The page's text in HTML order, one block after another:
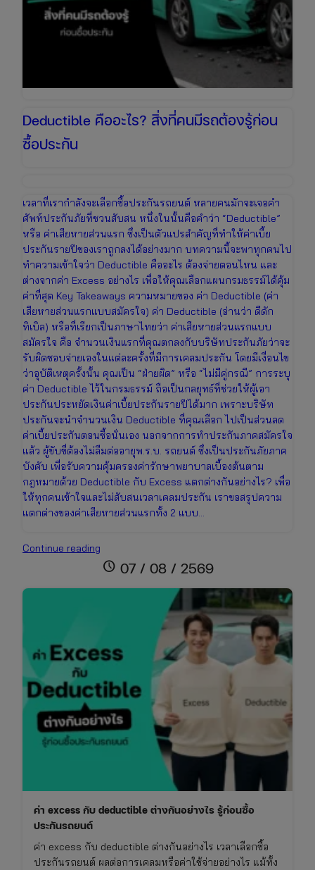
Deductible คืออะไร? สิ่งที่คนมีรถต้องรู้ก่อน
ซื้อประกัน
เวลาที่เรากำลังจะเลือกซื้อประกันรถยนต์ หลายคนมักจะเจอคำ
ศัพท์ประกันภัยที่ชวนสับสน หนึ่งในนั้นคือคำว่า “Deductible”
หรือ ค่าเสียหายส่วนแรก ซึ่งเป็นตัวแปรสำคัญที่ทำให้ค่าเบี้ย
ประกันรายปีของเราถูกลงได้อย่างมาก บทความนี้จะพาทุกคนไป
ทำความเข้าใจว่า Deductible คืออะไร ต้องจ่ายตอนไหน และ
ต่างจากค่า Excess อย่างไร เพื่อให้คุณเลือกแผนกรมธรรม์ได้คุ้ม
ค่าที่สุด Key Takeaways ความหมายของ ค่า Deductible (ค่า
เสียหายส่วนแรกแบบสมัครใจ) ค่า Deductible (อ่านว่า ดีดัก
ทิเบิล) หรือที่เรียกเป็นภาษาไทยว่า ค่าเสียหายส่วนแรกแบบ
สมัครใจ คือ จำนวนเงินแรกที่คุณตกลงกับบริษัทประกันภัยว่าจะ
รับผิดชอบจ่ายเองในแต่ละครั้งที่มีการเคลมประกัน โดยมีเงื่อนไข
ว่าอุบัติเหตุครั้งนั้น คุณเป็น “ฝ่ายผิด” หรือ “ไม่มีคู่กรณี” การระบุ
ค่า Deductible ไว้ในกรมธรรม์ ถือเป็นกลยุทธ์ที่ช่วยให้ผู้เอา
ประกันประหยัดเงินค่าเบี้ยประกันรายปีได้มาก เพราะบริษัท
ประกันจะนำจำนวนเงิน Deductible ที่คุณเลือก ไปเป็นส่วนลด
ค่าเบี้ยประกันตอนซื้อนั่นเอง นอกจากการทำประกันภาคสมัครใจ
แล้ว ผู้ขับขี่ต้องไม่ลืมต่ออายุพ.ร.บ. รถยนต์ ซึ่งเป็นประกันภัยภาค
บังคับ เพื่อรับความคุ้มครองค่ารักษาพยาบาลเบื้องต้นตาม
กฎหมายด้วย Deductible กับ Excess แตกต่างกันอย่างไร? เพื่อ
ให้ทุกคนเข้าใจและไม่สับสนเวลาเคลมประกัน เราขอสรุปความ
แตกต่างของค่าเสียหายส่วนแรกทั้ง 2 แบบ…
Continue reading
คือ
รถ
รู้
ก่อน
ซื้อ
ประกัน
schedule 07 / 08 / 2569
ค่า excess กับ deductible ต่างกันอย่างไร รู้ก่อนซื้อ
ประกันรถยนต์
ค่า excess กับ deductible ต่างกันอย่างไร เวลาเลือกซื้อ
ประกันรถยนต์ ผลต่อการเคลมหรือค่าใช้จ่ายอย่างไร แม้ทั้ง